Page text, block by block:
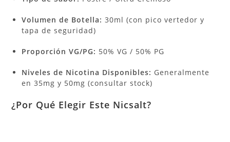
Volumen de Botella: 30ml (con pico vertedor y
tapa de seguridad)
Proporción VG/PG: 50% VG / 50% PG
Niveles de Nicotina Disponibles: Generalmente
en 35mg y 50mg (consultar stock)
¿Por Qué Elegir Este Nicsalt?